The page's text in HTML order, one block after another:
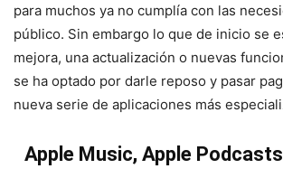
para muchos ya no cumplía con las
público. Sin embargo lo que de inicio se
mejora, una actualización o nuevas
se ha optado por darle reposo y pasar
nueva serie de aplicaciones más
Apple Music, Apple